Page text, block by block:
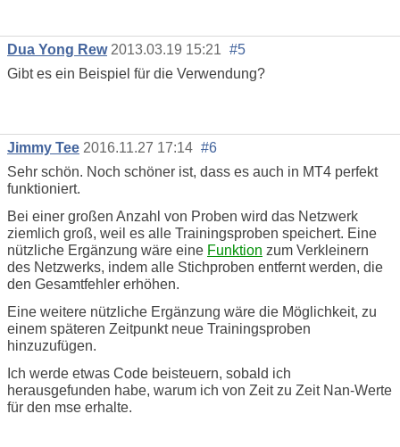
Dua Yong Rew 2013.03.19 15:21 #5
Gibt es ein Beispiel für die Verwendung?
Jimmy Tee 2016.11.27 17:14 #6
Sehr schön. Noch schöner ist, dass es auch in MT4 perfekt
funktioniert.
Bei einer großen Anzahl von Proben wird das Netzwerk
ziemlich groß, weil es alle Trainingsproben speichert. Eine
nützliche Ergänzung wäre eine Funktion zum Verkleinern
des Netzwerks, indem alle Stichproben entfernt werden, die
den Gesamtfehler erhöhen.
Eine weitere nützliche Ergänzung wäre die Möglichkeit, zu
einem späteren Zeitpunkt neue Trainingsproben
hinzuzufügen.
Ich werde etwas Code beisteuern, sobald ich
herausgefunden habe, warum ich von Zeit zu Zeit Nan-Werte
für den mse erhalte.